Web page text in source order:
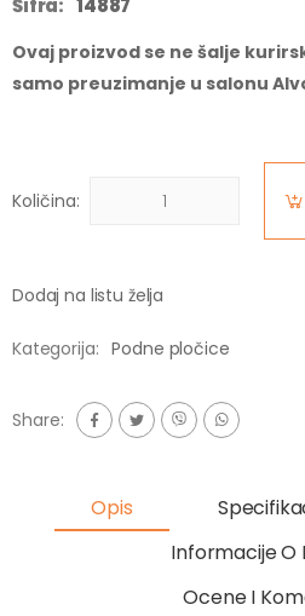
Šifra: 14887
Ovaj proizvod se ne šalje
samo preuzimanje u salonu
Količina:
Dodaj na listu želja
Kategorija: Podne pločice
Share:
Opis
Informacije O
Ocene I